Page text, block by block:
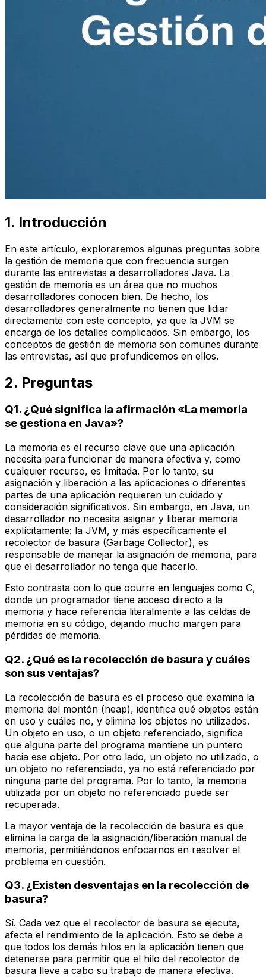
1. Introducción
En este artículo, exploraremos algunas preguntas sobre
la gestión de memoria que con frecuencia surgen
durante las entrevistas a desarrolladores Java. La
gestión de memoria es un área que no muchos
desarrolladores conocen bien. De hecho, los
desarrolladores generalmente no tienen que lidiar
directamente con este concepto, ya que la JVM se
encarga de los detalles complicados. Sin embargo, los
conceptos de gestión de memoria son comunes durante
las entrevistas, así que profundicemos en ellos.
2. Preguntas
Q1. ¿Qué significa la afirmación «La memoria
se gestiona en Java»?
La memoria es el recurso clave que una aplicación
necesita para funcionar de manera efectiva y, como
cualquier recurso, es limitada. Por lo tanto, su
asignación y liberación a las aplicaciones o diferentes
partes de una aplicación requieren un cuidado y
consideración significativos. Sin embargo, en Java, un
desarrollador no necesita asignar y liberar memoria
explícitamente: la JVM, y más específicamente el
recolector de basura (Garbage Collector), es
responsable de manejar la asignación de memoria, para
que el desarrollador no tenga que hacerlo.
Esto contrasta con lo que ocurre en lenguajes como C,
donde un programador tiene acceso directo a la
memoria y hace referencia literalmente a las celdas de
memoria en su código, dejando mucho margen para
pérdidas de memoria.
Q2. ¿Qué es la recolección de basura y cuáles
son sus ventajas?
La recolección de basura es el proceso que examina la
memoria del montón (heap), identifica qué objetos están
en uso y cuáles no, y elimina los objetos no utilizados.
Un objeto en uso, o un objeto referenciado, significa
que alguna parte del programa mantiene un puntero
hacia ese objeto. Por otro lado, un objeto no utilizado, o
un objeto no referenciado, ya no está referenciado por
ninguna parte del programa. Por lo tanto, la memoria
utilizada por un objeto no referenciado puede ser
recuperada.
La mayor ventaja de la recolección de basura es que
elimina la carga de la asignación/liberación manual de
memoria, permitiéndonos enfocarnos en resolver el
problema en cuestión.
Q3. ¿Existen desventajas en la recolección de
basura?
Sí. Cada vez que el recolector de basura se ejecuta,
afecta el rendimiento de la aplicación. Esto se debe a
que todos los demás hilos en la aplicación tienen que
detenerse para permitir que el hilo del recolector de
basura lleve a cabo su trabajo de manera efectiva.